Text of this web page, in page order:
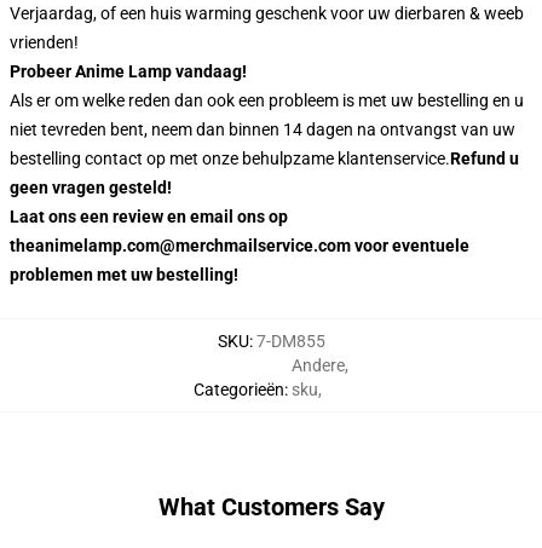
Verjaardag, of een huis warming geschenk voor uw dierbaren & weeb
vrienden!
Probeer Anime Lamp vandaag!
Als er om welke reden dan ook een probleem is met uw bestelling en u
niet tevreden bent, neem dan binnen 14 dagen na ontvangst van uw
bestelling contact op met onze behulpzame klantenservice.Refund u
geen vragen gesteld!
Laat ons een review en email ons op
theanimelamp.com@merchmailservice.com voor eventuele
problemen met uw bestelling!
SKU:7-DM855
Categorieën:
Andere,
sku,
What Customers Say